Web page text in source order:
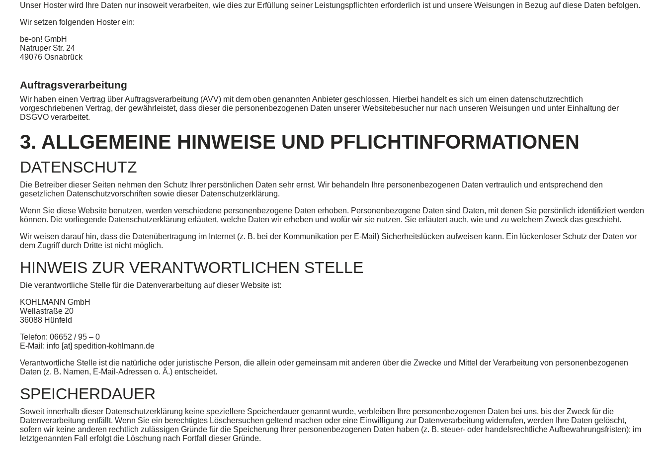
Unser Hoster wird Ihre Daten nur insoweit verarbeiten, wie dies zur Erfüllung seiner Leistungspflichten erforderlich ist und unsere Weisungen in Bezug auf diese Daten befolgen.
Wir setzen folgenden Hoster ein:
be-on! GmbH
Natruper Str. 24
49076 Osnabrück
Auftragsverarbeitung
Wir haben einen Vertrag über Auftragsverarbeitung (AVV) mit dem oben genannten Anbieter geschlossen. Hierbei handelt es sich um einen datenschutzrechtlich
vorgeschriebenen Vertrag, der gewährleistet, dass dieser die personenbezogenen Daten unserer Websitebesucher nur nach unseren Weisungen und unter Einhaltung der
DSGVO verarbeitet.
3. ALLGEMEINE HINWEISE UND PFLICHT­INFORMATIONEN
DATENSCHUTZ
Die Betreiber dieser Seiten nehmen den Schutz Ihrer persönlichen Daten sehr ernst. Wir behandeln Ihre personenbezogenen Daten vertraulich und entsprechend den
gesetzlichen Datenschutzvorschriften sowie dieser Datenschutzerklärung.
Wenn Sie diese Website benutzen, werden verschiedene personenbezogene Daten erhoben. Personenbezogene Daten sind Daten, mit denen Sie persönlich identifiziert werden
können. Die vorliegende Datenschutzerklärung erläutert, welche Daten wir erheben und wofür wir sie nutzen. Sie erläutert auch, wie und zu welchem Zweck das geschieht.
Wir weisen darauf hin, dass die Datenübertragung im Internet (z. B. bei der Kommunikation per E-Mail) Sicherheitslücken aufweisen kann. Ein lückenloser Schutz der Daten vor
dem Zugriff durch Dritte ist nicht möglich.
HINWEIS ZUR VERANTWORTLICHEN STELLE
Die verantwortliche Stelle für die Datenverarbeitung auf dieser Website ist:
KOHLMANN GmbH
Wellastraße 20
36088 Hünfeld
Telefon: 06652 / 95 – 0
E-Mail: info [at] spedition-kohlmann.de
Verantwortliche Stelle ist die natürliche oder juristische Person, die allein oder gemeinsam mit anderen über die Zwecke und Mittel der Verarbeitung von personenbezogenen
Daten (z. B. Namen, E-Mail-Adressen o. Ä.) entscheidet.
SPEICHERDAUER
Soweit innerhalb dieser Datenschutzerklärung keine speziellere Speicherdauer genannt wurde, verbleiben Ihre personenbezogenen Daten bei uns, bis der Zweck für die
Datenverarbeitung entfällt. Wenn Sie ein berechtigtes Löschersuchen geltend machen oder eine Einwilligung zur Datenverarbeitung widerrufen, werden Ihre Daten gelöscht,
sofern wir keine anderen rechtlich zulässigen Gründe für die Speicherung Ihrer personenbezogenen Daten haben (z. B. steuer- oder handelsrechtliche Aufbewahrungsfristen); im
letztgenannten Fall erfolgt die Löschung nach Fortfall dieser Gründe.